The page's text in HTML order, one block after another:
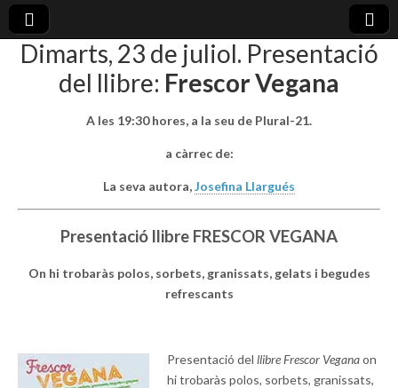
plural-
21.org
Dimarts, 23 de juliol. Presentació
del llibre: Frescor Vegana
A les 19:30 hores, a la seu de Plural-21.
a càrrec de:
La seva autora,Josefina Llargués
Presentació llibre FRESCOR VEGANA
On hi trobaràs polos, sorbets, granissats, gelats i begudes
refrescants
Presentació del llibre Frescor Veganaon
hi trobaràs polos, sorbets, granissats,